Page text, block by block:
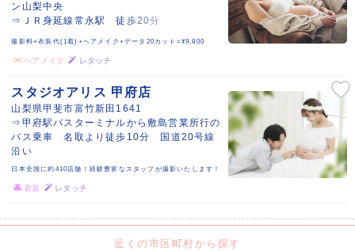
ン山梨中央
⇒ＪＲ身延線常永駅 徒歩20分
撮影料+衣装代(1着)+ヘアメイク+データ20カット=¥9,800
ヘアメイク レタッチ
スタジオアリス 甲府店
山梨県甲斐市富竹新田1641
⇒甲府駅バスターミナルから敷島営業所行の
バス乗車 名取より徒歩10分 国道20号線
沿い
日本全国に約410店舗！経験豊富なスタッフが撮影いたします！
衣装 レタッチ
近くの市区町村から探す